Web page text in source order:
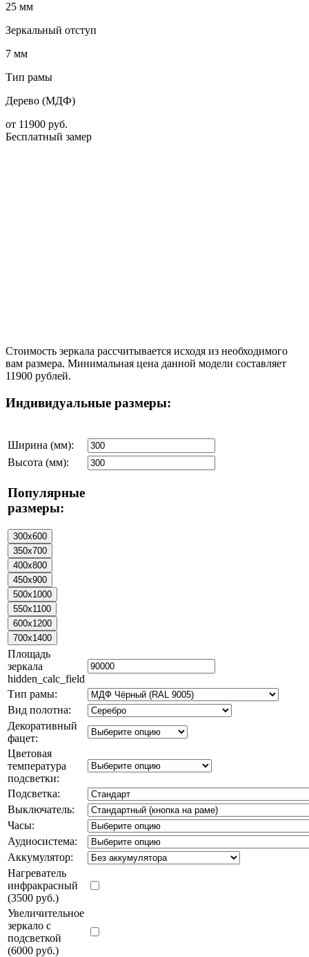
25 мм
Зеркальный отступ
7 мм
Тип рамы
Дерево (МДФ)
от 11900 руб.
Бесплатный замер
Стоимость зеркала рассчитывается исходя из необходимого
вам размера. Минимальная цена данной модели составляет
11900 рублей.
Индивидуальные размеры:
Ширина (мм):
Высота (мм):
Популярные
размеры:
Площадь
зеркала
hidden_calc_field
Тип рамы:
Вид полотна:
Декоративный
фацет:
Цветовая
температура
подсветки:
Подсветка:
Выключатель:
Часы:
Аудиосистема:
Аккумулятор:
Нагреватель
инфракрасный
(3500 руб.)
Увеличительное
зеркало с
подсветкой
(6000 руб.)